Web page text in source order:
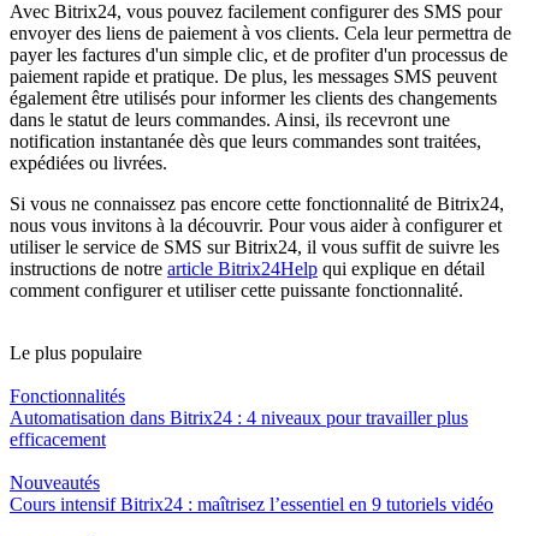
Avec Bitrix24, vous pouvez facilement configurer des SMS pour
envoyer des liens de paiement à vos clients. Cela leur permettra de
payer les factures d'un simple clic, et de profiter d'un processus de
paiement rapide et pratique. De plus, les messages SMS peuvent
également être utilisés pour informer les clients des changements
dans le statut de leurs commandes. Ainsi, ils recevront une
notification instantanée dès que leurs commandes sont traitées,
expédiées ou livrées.
Si vous ne connaissez pas encore cette fonctionnalité de Bitrix24,
nous vous invitons à la découvrir. Pour vous aider à configurer et
utiliser le service de SMS sur Bitrix24, il vous suffit de suivre les
instructions de notre article Bitrix24Help qui explique en détail
comment configurer et utiliser cette puissante fonctionnalité.
Le plus populaire
Fonctionnalités
Automatisation dans Bitrix24 : 4 niveaux pour travailler plus
efficacement
Nouveautés
Cours intensif Bitrix24 : maîtrisez l’essentiel en 9 tutoriels vidéo